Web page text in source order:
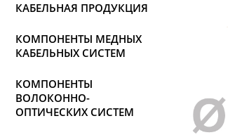
КАБЕЛЬНАЯ ПРОДУКЦИЯ
КОМПОНЕНТЫ МЕДНЫХ
КАБЕЛЬНЫХ СИСТЕМ
КОМПОНЕНТЫ
ВОЛОКОННО-
ОПТИЧЕСКИХ СИСТЕМ